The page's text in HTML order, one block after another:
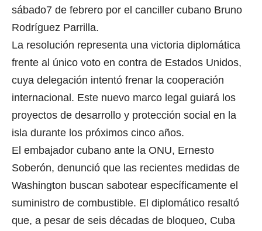
sábado7 de febrero por el canciller cubano Bruno
Rodríguez Parrilla.
La resolución representa una victoria diplomática
frente al único voto en contra de Estados Unidos,
cuya delegación intentó frenar la cooperación
internacional. Este nuevo marco legal guiará los
proyectos de desarrollo y protección social en la
isla durante los próximos cinco años.
El embajador cubano ante la ONU, Ernesto
Soberón, denunció que las recientes medidas de
Washington buscan sabotear específicamente el
suministro de combustible. El diplomático resaltó
que, a pesar de seis décadas de bloqueo, Cuba